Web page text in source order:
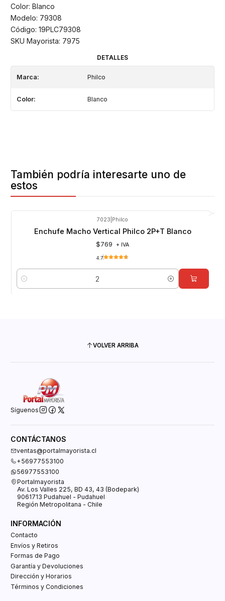
Color: Blanco
Modelo: 79308
Código: 19PLC79308
SKU Mayorista: 7975
DETALLES
Marca: Philco
Color: Blanco
También podría interesarte uno de
estos
7023 Philco
Enchufe Macho Vertical Philco 2P+T Blanco
$769 + IVA
4.7
Cantidad
VOLVER ARRIBA
Síguenos
CONTÁCTANOS
ventas@portalmayorista.cl
+56977553100
56977553100
Portalmayorista
Av. Los Valles 225, BD 43, 43 (Bodepark)
9061713 Pudahuel - Pudahuel
Región Metropolitana - Chile
INFORMACIÓN
Contacto
Envíos y Retiros
Formas de Pago
Garantía y Devoluciones
Dirección y Horarios
Términos y Condiciones